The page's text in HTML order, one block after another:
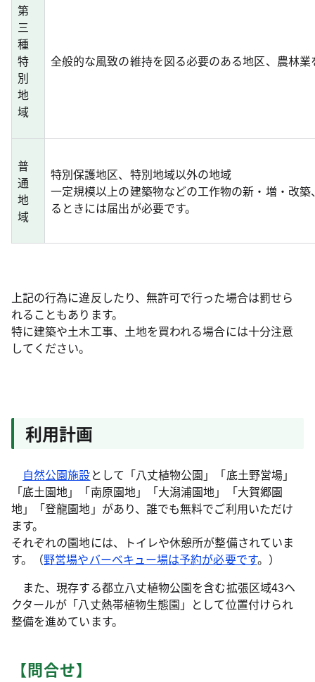
第
三
種
特
別
地
域
全般的な風致の維持を図る必要のある地区、農林
普
通
地
域
特別保護地区、特別地域以外の地域
一定規模以上の建築物などの工作物の新・増・改
るときには届出が必要です。
上記の行為に違反したり、無許可で行った場合は罰せら
れることもあります。
特に建築や土木工事、土地を買われる場合には十分注意
してください。
利用計画
自然公園施設として「八丈植物公園」「底土野営場」
「底土園地」「南原園地」「大潟浦園地」「大賀郷園
地」「登龍園地」があり、誰でも無料でご利用いただけ
ます。
それぞれの園地には、トイレや休憩所が整備されていま
す。（野営場やバーベキュー場は予約が必要です。）
また、現存する都立八丈植物公園を含む拡張区域43ヘ
クタールが「八丈熱帯植物生態園」として位置付けられ
整備を進めています。
【問合せ】